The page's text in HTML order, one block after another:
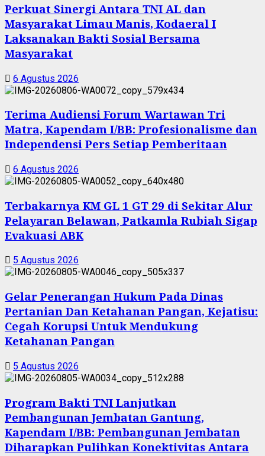
Perkuat Sinergi Antara TNI AL dan
Masyarakat Limau Manis, Kodaeral I
Laksanakan Bakti Sosial Bersama
Masyarakat
6 Agustus 2026
Terima Audiensi Forum Wartawan Tri
Matra, Kapendam I/BB: Profesionalisme dan
Independensi Pers Setiap Pemberitaan
6 Agustus 2026
Terbakarnya KM GL 1 GT 29 di Sekitar Alur
Pelayaran Belawan, Patkamla Rubiah Sigap
Evakuasi ABK
5 Agustus 2026
Gelar Penerangan Hukum Pada Dinas
Pertanian Dan Ketahanan Pangan, Kejatisu:
Cegah Korupsi Untuk Mendukung
Ketahanan Pangan
5 Agustus 2026
Program Bakti TNI Lanjutkan
Pembangunan Jembatan Gantung,
Kapendam I/BB: Pembangunan Jembatan
Diharapkan Pulihkan Konektivitas Antara